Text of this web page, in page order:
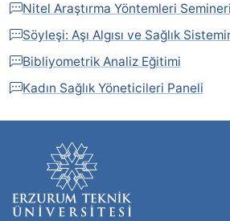
Nitel Araştırma Yöntemleri Semineri
Söyleşi: Aşı Algısı ve Sağlık
Bibliyometrik Analiz Eğitimi
Kadın Sağlık Yöneticileri Paneli